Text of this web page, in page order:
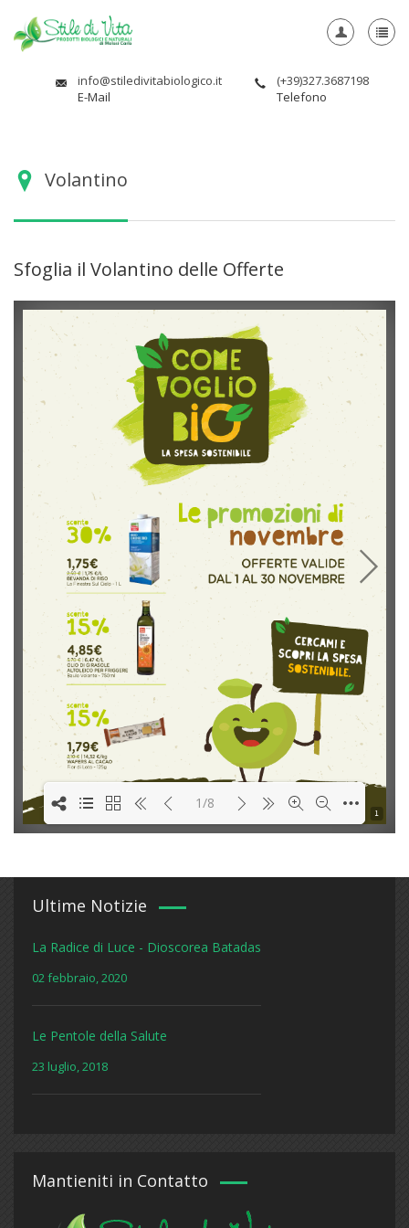
info@stiledivitabiologico.it
E-Mail
(+39)327.3687198
Telefono
Volantino
Sfoglia il Volantino delle Offerte
1
1/8
Ultime Notizie
La Radice di Luce - Dioscorea Batadas
02 febbraio, 2020
Le Pentole della Salute
23 luglio, 2018
Mantieniti in Contatto